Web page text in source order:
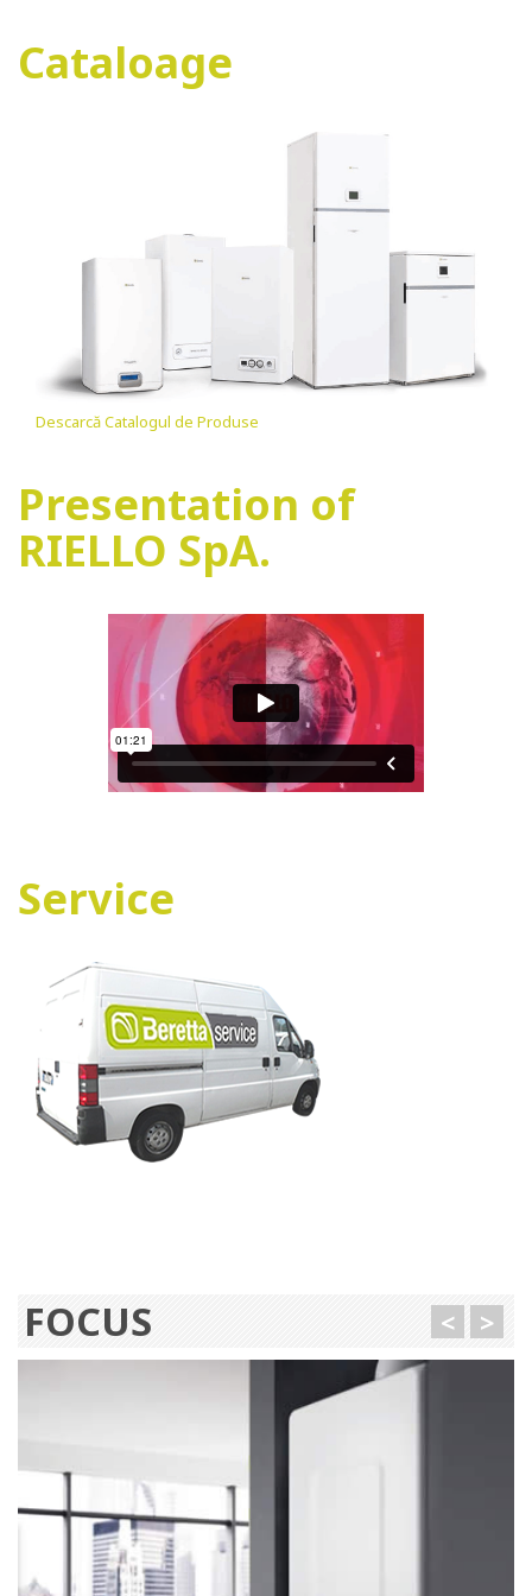
Cataloage
Descarcă Catalogul de Produse
Presentation of
RIELLO SpA.
Service
FOCUS < >